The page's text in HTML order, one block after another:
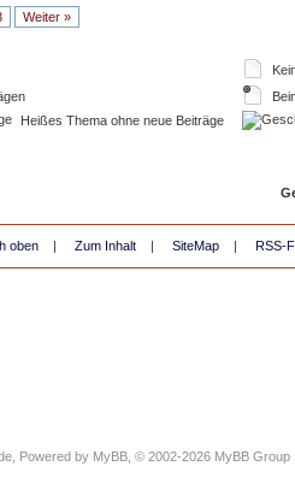
Weiter »
Heißes Thema ohne neue Beiträge
oben | Zum Inhalt | SiteMap | RSS-
, Powered by MyBB , © 2002-2026 MyBB Group